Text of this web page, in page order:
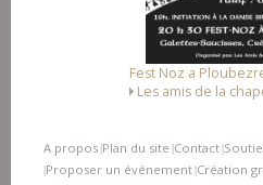
Fest Noz a
Les amis de la
A propos Plan du site Contact
Proposer un événement Création